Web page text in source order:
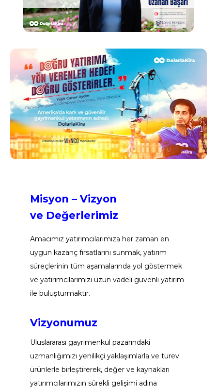
Misyon – Vizyon
ve Değerlerimiz
Amacımız yatırımcılarımıza her zaman en
uygun kazanç fırsatlarını sunmak, yatırım
süreçlerinin tüm aşamalarında yol göstermek
ve yatırımcılarımızı uzun vadeli güvenli yatırım
ile buluşturmaktır.
Vizyonumuz
Uluslararası gayrimenkul pazarındaki
uzmanlığımızı yenilikçi yaklaşımlarla ve turev
ürünlerle birleştirerek, değer ve kaynakları
yatırımcılarımızın sürekli gelişimi adına